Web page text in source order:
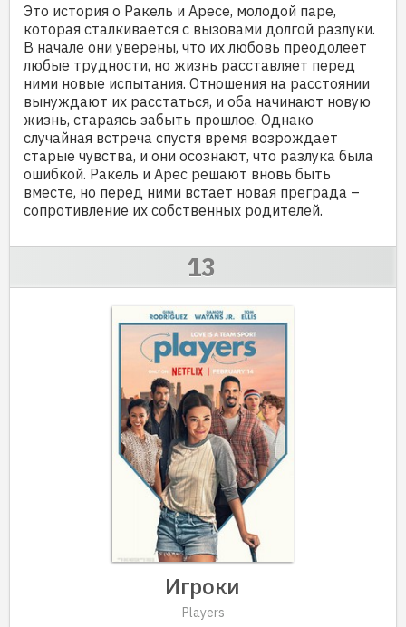
Это история о Ракель и Аресе, молодой паре,
которая сталкивается с вызовами долгой разлуки.
В начале они уверены, что их любовь преодолеет
любые трудности, но жизнь расставляет перед
ними новые испытания. Отношения на расстоянии
вынуждают их расстаться, и оба начинают новую
жизнь, стараясь забыть прошлое. Однако
случайная встреча спустя время возрождает
старые чувства, и они осознают, что разлука была
ошибкой. Ракель и Арес решают вновь быть
вместе, но перед ними встает новая преграда –
сопротивление их собственных родителей.
Игроки
Players